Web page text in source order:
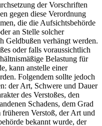
der Vorschriften
gegen diese Verordnung
die die Aufsichtsbehörde
an Stelle solcher
Geldbußen verhängt werden.
oder falls voraussichtlich
Belastung für
kann anstelle einer
Folgendem sollte jedoch
der Art, Schwere und Dauer
des Verstoßes, den
Schadens, dem Grad
Verstoß, der Art und
bekannt wurde, der